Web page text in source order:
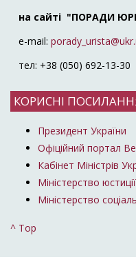
на сайті "ПОРАДИ
e-mail:
тел: +38 (050) 692-13-30
КОРИСНІ
Президент України
Офіційний портал
Кабінет Міністрів
Міністерство
Міністерство
^ Top